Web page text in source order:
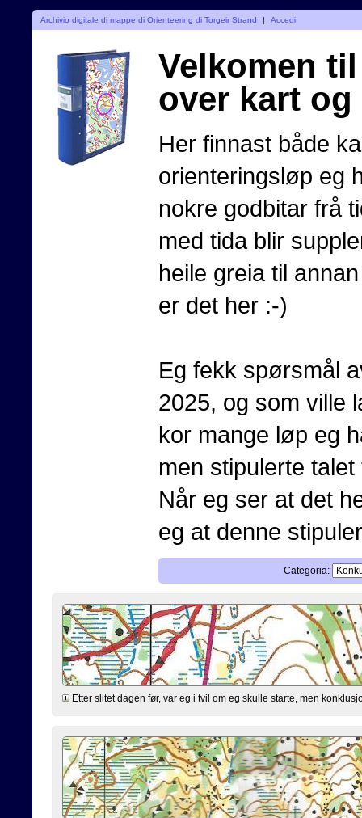
Archivio digitale di mappe di Orienteering di Torgeir Strand | Accedi
Velkomen
over kart
Her finnast både
orienteringsløp eg
nokre godbitar frå
med tida blir
heile greia til
er det her :-)
Eg fekk spørsmål
2025, og som ville
kor mange løp eg
men stipulerte
Når eg ser at det
eg at denne
Categoria:
Etter slitet dagen før, var eg i tvil om eg skulle starte, men